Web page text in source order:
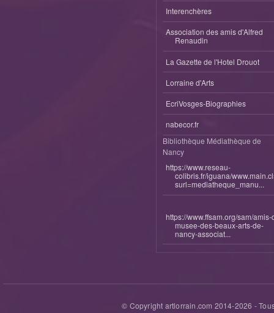
Interenchères
Association des amis d'Alfred
Renaudin
La Gazette de l'Hotel Drouot
Lorraine d'Arts
EcriVosges-Biographies
nabecor.fr
Bibliothèque Médiathèque de
Nancy
https://www.reseau-
colibris.fr/iguana/
surl=mediatheque_manu...
https://www.ffsam.org/sam/amis-
musee-des-beaux-arts-de-
nancy-associat...
© Copyright artlorrain.com 2014-2026 -